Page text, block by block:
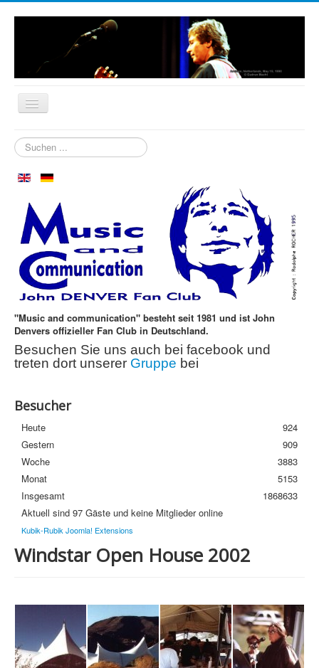
Startseite
Neuigkeiten
Aspen im Oktober
Clubtreffen
Die ersten 30 Jahre
Streuobstwiese
Newsletter
Datenschutzerklärung
Suchen
...
"Music and communication" besteht seit 1981 und ist John
Denvers offizieller Fan Club in Deutschland.
Besuchen Sie uns auch bei facebook und
treten dort unserer Gruppe bei
Besucher
Heute
924
Gestern
909
Woche
3883
Monat
5153
Insgesamt
1868633
Aktuell sind 97 Gäste und keine Mitglieder online
Kubik-Rubik Joomla! Extensions
Windstar Open House 2002